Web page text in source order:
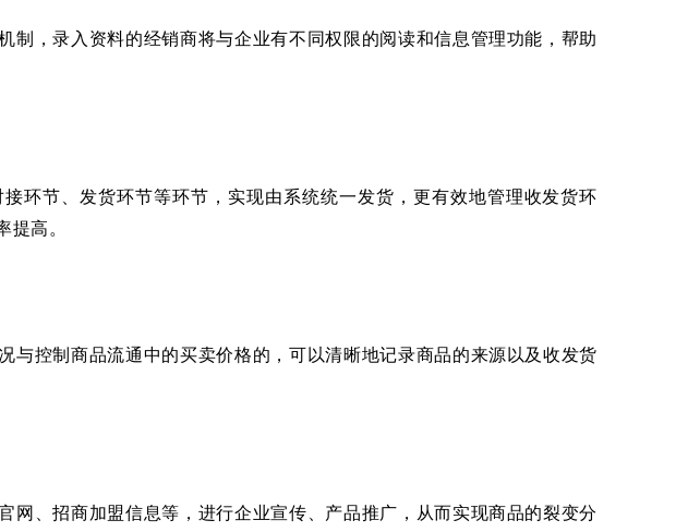
制，录入资料的经销商将与企业有不同权限的阅读和信息管理功能，帮助
环节、发货环节等环节，实现由系统统一发货，更有效地管理收发货环
率提高。
与控制商品流通中的买卖价格的，可以清晰地记录商品的来源以及收发货
网、招商加盟信息等，进行企业宣传、产品推广，从而实现商品的裂变分